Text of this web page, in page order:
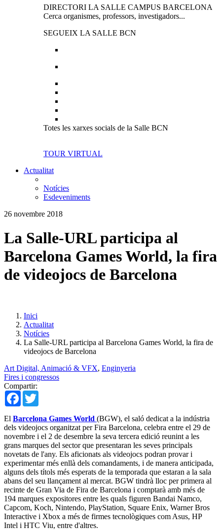
DIRECTORI LA SALLE CAMPUS BARCELONA
Cerca organismes, professors, investigadors...
SEGUEIX LA SALLE BCN
Totes les xarxes socials de la Salle BCN
TOUR VIRTUAL
Actualitat
Notícies
Esdeveniments
26 novembre 2018
La Salle-URL participa al
Barcelona Games World, la fira
de videojocs de Barcelona
Inici
Actualitat
Notícies
La Salle-URL participa al Barcelona Games World, la fira de
videojocs de Barcelona
Art Digital, Animació & VFX, Enginyeria
Fires i congressos
Compartir:
Facebook
El Barcelona Games World (BGW), el saló dedicat a la indústria
dels videojocs organitzat per Fira Barcelona, ​​celebra entre el 29 de
novembre i el 2 de desembre la seva tercera edició reunint a les
grans marques del sector que presentaran les seves principals
novetats de l'any. Els aficionats als videojocs podran provar i
experimentar més enllà dels comandaments, i de manera anticipada,
alguns dels títols més esperats de la temporada que estaran a la sala
abans del seu llançament al mercat. BGW tindrà lloc per primera al
recinte de Gran Via de Fira de Barcelona i comptarà amb més de
194 marques expositores entre les quals figuren Bandai Namco,
Capcom, Koch, Nintendo, PlayStation, Square Enix, Warner Bros
Interactive i Xbox a més de firmes tecnològiques com Asus, HP
Intel i HTC Viu, entre d'altres.